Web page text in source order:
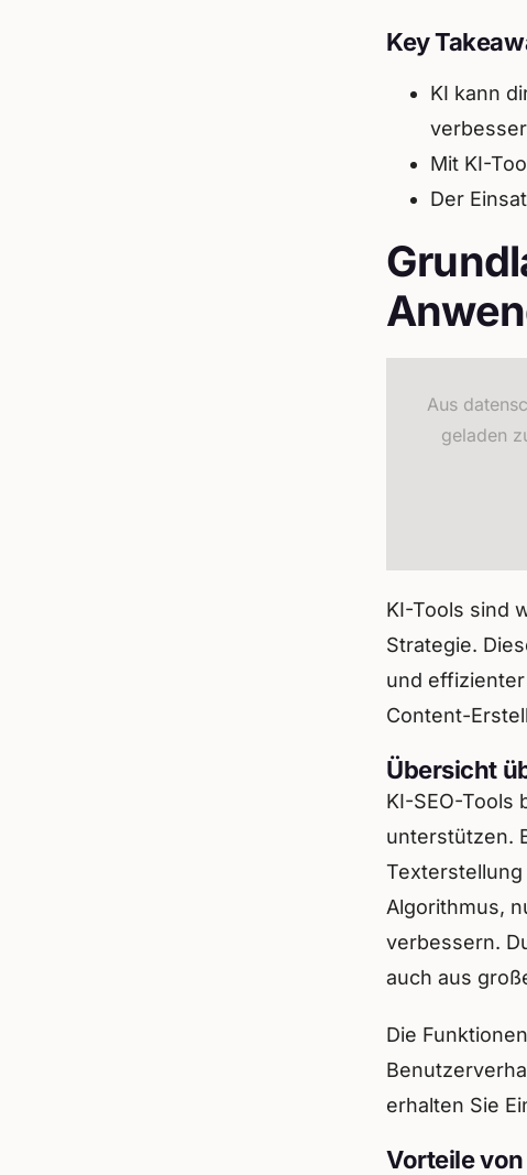
Key
KI kann
Mit KI-
Der
Aus
geladen
KI-Tools sind
Strategie.
und
Content-
Übersicht
KI-SEO-Tools
unterstützen.
Texterstellung
Algorithmus,
verbessern.
auch aus
Die
erhalten Sie
Vorteile von